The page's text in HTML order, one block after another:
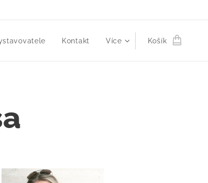
Kontakt Více Košík